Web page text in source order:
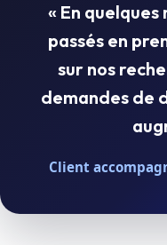
« En quelques
passés en
sur nos
demandes de
Client